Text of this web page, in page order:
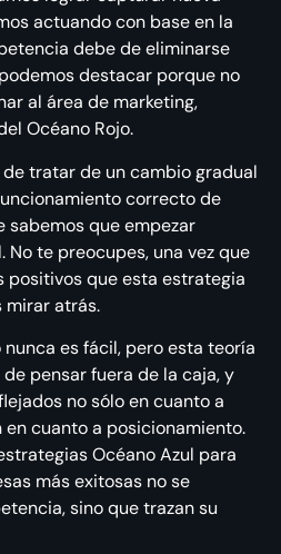
actuando con base en la
debe de eliminarse
destacar porque no
al área de marketing,
Océano Rojo.
tratar de un cambio gradual
correcto de
sabemos que empezar
te preocupes, una vez que
positivos que esta estrategia
mirar atrás.
es fácil, pero esta teoría
pensar fuera de la caja, y
no sólo en cuanto a
cuanto a posicionamiento.
Océano Azul para
más exitosas no se
sino que trazan su